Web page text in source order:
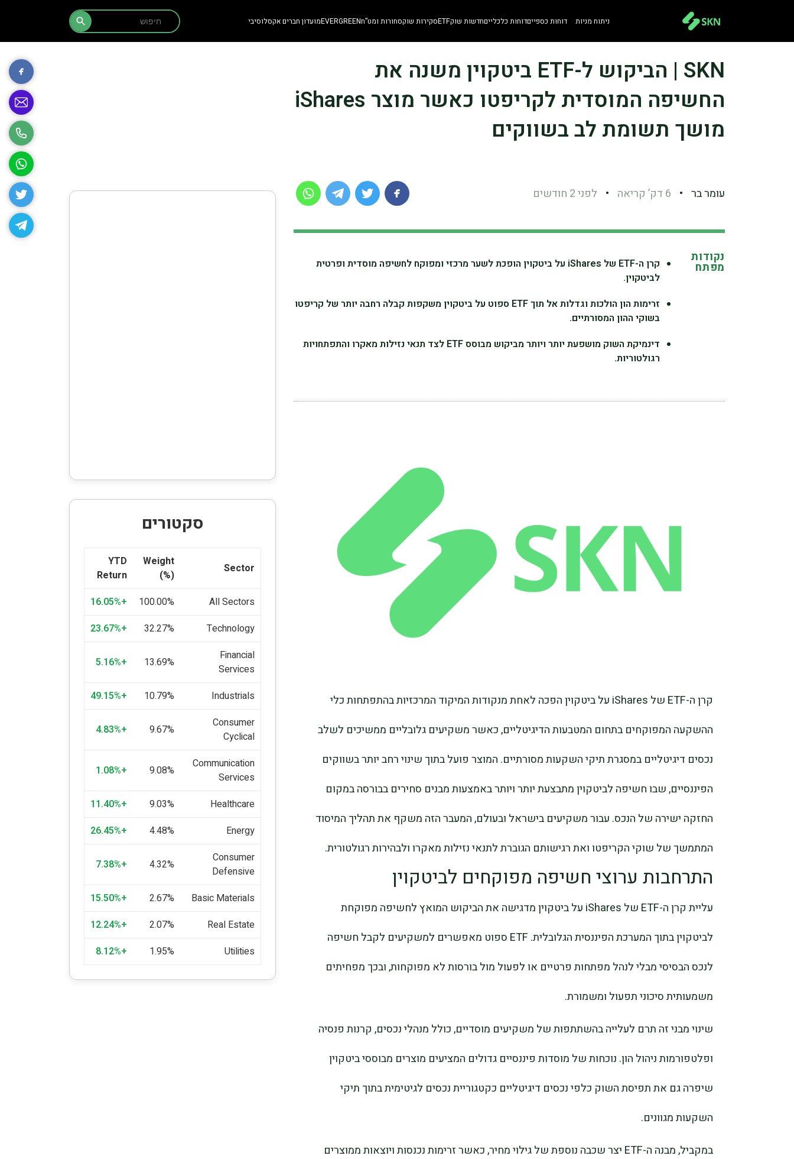
ניתוח מניות דוחות כספייםדוחות כלכלייםחדשות שוקETFסקירות שוקסחורות ומט”חEVERGREENמועדון חברים אקסלוסיבי Search
for:
Search Button
SKN | הביקוש ל-ETF ביטקוין משנה את
החשיפה המוסדית לקריפטו כאשר מוצר iShares
מושך תשומת לב בשווקים
עומר בר • 6 דק’ קריאה • לפני 2 חודשים
נקודות
מפתח
קרן ה-ETF של iShares על ביטקוין הופכת לשער מרכזי ומפוקח לחשיפה מוסדית ופרטית
לביטקוין.
זרימות הון הולכות וגדלות אל תוך ETF ספוט על ביטקוין משקפות קבלה רחבה יותר של קריפטו
בשוקי ההון המסורתיים.
דינמיקת השוק מושפעת יותר ויותר מביקוש מבוסס ETF לצד תנאי נזילות מאקרו והתפתחויות
רגולטוריות.
קרן ה-ETF של iShares על ביטקוין הפכה לאחת מנקודות המיקוד המרכזיות בהתפתחות כלי
ההשקעה המפוקחים בתחום המטבעות הדיגיטליים, כאשר משקיעים גלובליים ממשיכים לשלב
נכסים דיגיטליים במסגרת תיקי השקעות מסורתיים. המוצר פועל בתוך שינוי רחב יותר בשווקים
הפיננסיים, שבו חשיפה לביטקוין מתבצעת יותר ויותר באמצעות מבנים סחירים בבורסה במקום
החזקה ישירה של הנכס. עבור משקיעים בישראל ובעולם, המעבר הזה משקף את תהליך המיסוד
המתמשך של שוקי הקריפטו ואת רגישותם הגוברת לתנאי נזילות מאקרו ולבהירות רגולטורית.
התרחבות ערוצי חשיפה מפוקחים לביטקוין
עליית קרן ה-ETF של iShares על ביטקוין מדגישה את הביקוש המואץ לחשיפה מפוקחת
לביטקוין בתוך המערכת הפיננסית הגלובלית. ETF ספוט מאפשרים למשקיעים לקבל חשיפה
לנכס הבסיסי מבלי לנהל מפתחות פרטיים או לפעול מול בורסות לא מפוקחות, ובכך מפחיתים
משמעותית סיכוני תפעול ומשמורת.
שינוי מבני זה תרם לעלייה בהשתתפות של משקיעים מוסדיים, כולל מנהלי נכסים, קרנות פנסיה
ופלטפורמות ניהול הון. נוכחות של מוסדות פיננסיים גדולים המציעים מוצרים מבוססי ביטקוין
שיפרה גם את תפיסת השוק כלפי נכסים דיגיטליים כקטגוריית נכסים לגיטימית בתוך תיקי
השקעות מגוונים.
במקביל, מבנה ה-ETF יצר שכבה נוספת של גילוי מחיר, כאשר זרימות נכנסות ויוצאות ממוצרים
סקטורים
Sector
Weight
(%)
YTD
Return
All Sectors
100.00%
+16.05%
Technology
32.27%
+23.67%
Financial
Services
13.69%
+5.16%
Industrials
10.79%
+49.15%
Consumer
Cyclical
9.67%
+4.83%
Communication
Services
9.08%
+1.08%
Healthcare
9.03%
+11.40%
Energy
4.48%
+26.45%
Consumer
Defensive
4.32%
+7.38%
Basic Materials
2.67%
+15.50%
Real Estate
2.07%
+12.24%
Utilities
1.95%
+8.12%